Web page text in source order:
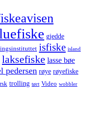
gjedde
isfiske island
laksefiske lasse bøe
pedersen røye røyefiske
trolling tørt Video wobbler